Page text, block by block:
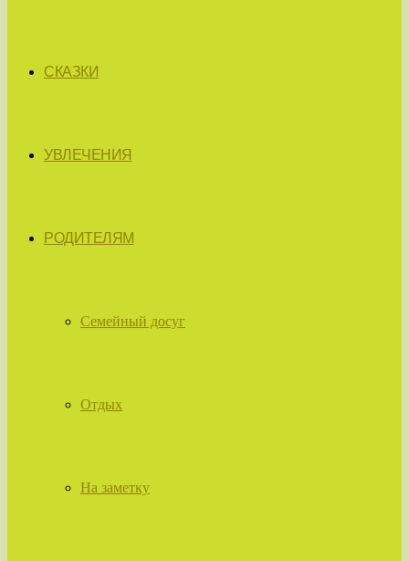
СКАЗКИ
УВЛЕЧЕНИЯ
РОДИТЕЛЯМ
Семейный досуг
Отдых
На заметку